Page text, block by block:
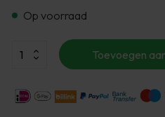
Op voorraad
Toevoegen